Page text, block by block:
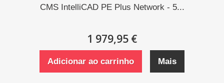
CMS IntelliCAD PE Plus Network - 5...
1 979,95 €
Adicionar ao carrinho Mais